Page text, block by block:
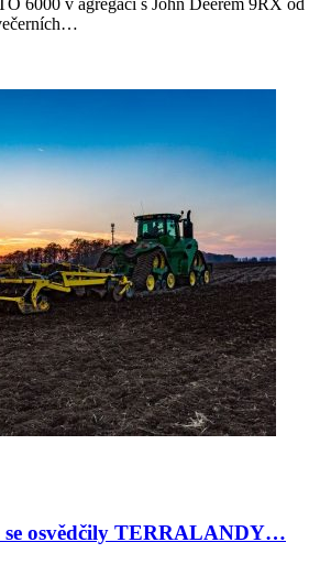
6000 v agregaci s John Deerem 9RX od
osvědčily TERRALANDY…